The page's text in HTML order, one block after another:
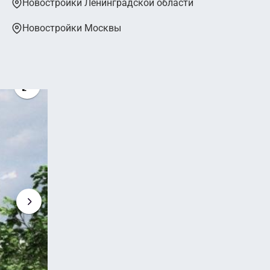
Новостройки Ленинградской области
Новостройки Москвы